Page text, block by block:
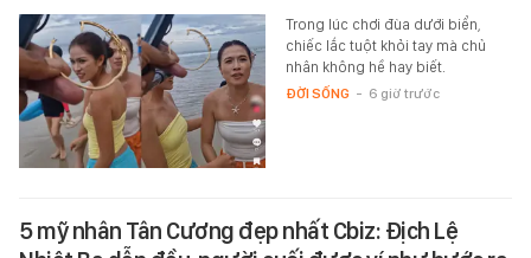
Trong lúc chơi đùa dưới biển,
chiếc lắc tuột khỏi tay mà chủ
nhân không hề hay biết.
ĐỜI SỐNG - 6 giờ trước
5 mỹ nhân Tân Cương đẹp nhất Cbiz: Địch Lệ